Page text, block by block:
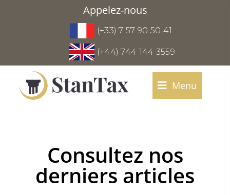
Appelez-nous
(+33) 7 57 90 50 41
(+44) 744 144 3559
Menu
Consultez nos
derniers articles